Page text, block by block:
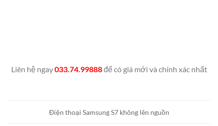
Liên hệ ngay033.74.99888để có giá mới và chính xác nhất
Điện thoại Samsung S7 không lên nguồn